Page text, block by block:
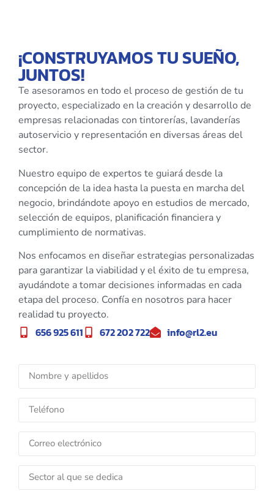
¡CONSTRUYAMOS TU SUEÑO,
JUNTOS!
Te asesoramos en todo el proceso de gestión de tu
proyecto, especializado en la creación y desarrollo de
empresas relacionadas con tintorerías, lavanderías
autoservicio y representación en diversas áreas del
sector.
Nuestro equipo de expertos te guiará desde la
concepción de la idea hasta la puesta en marcha del
negocio, brindándote apoyo en estudios de mercado,
selección de equipos, planificación financiera y
cumplimiento de normativas.
Nos enfocamos en diseñar estrategias personalizadas
para garantizar la viabilidad y el éxito de tu empresa,
ayudándote a tomar decisiones informadas en cada
etapa del proceso. Confía en nosotros para hacer
realidad tu proyecto.
656 925 611 672 202 722 info@rl2.eu